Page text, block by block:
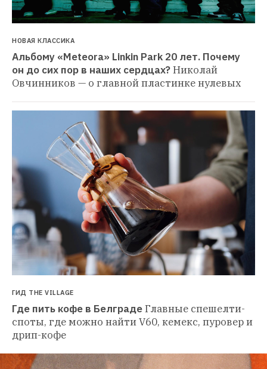
НОВАЯ КЛАССИКА
Альбому «Meteora» Linkin Park 20 лет. Почему
он до сих пор в наших сердцах?Николай
Овчинников — о главной пластинке нулевых
ГИД THE VILLAGE
Где пить кофе в БелградеГлавные спешелти-
споты, где можно найти V60, кемекс, пуровер и
дрип-кофе